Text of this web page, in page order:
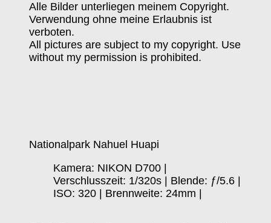
Alle Bilder unterliegen meinem Copyright.
Verwendung ohne meine Erlaubnis ist
verboten.
All pictures are subject to my copyright. Use
without my permission is prohibited.
Nationalpark Nahuel Huapi
Kamera: NIKON D700 |
Verschlusszeit: 1/320s | Blende: ƒ/5.6 |
ISO: 320 | Brennweite: 24mm |